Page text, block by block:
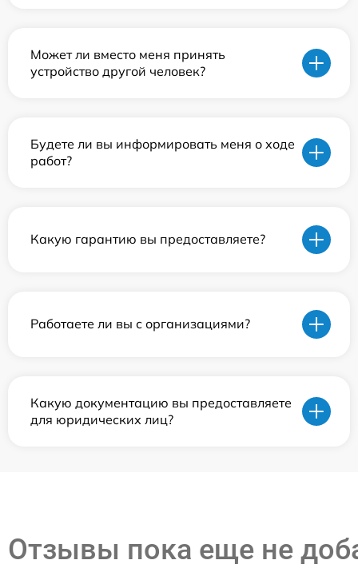
Может ли вместо меня принять
устройство другой человек?
Будете ли вы информировать меня о ходе
работ?
Какую гарантию вы предоставляете?
Работаете ли вы с организациями?
Какую документацию вы предоставляете
для юридических лиц?
Отзывы пока еще не